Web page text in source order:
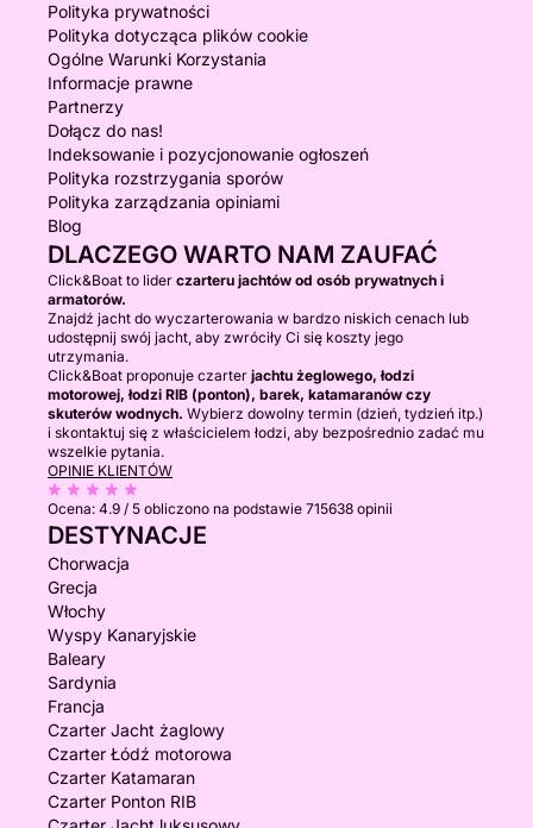
Polityka prywatności
Polityka dotycząca plików cookie
Ogólne Warunki Korzystania
Informacje prawne
Partnerzy
Dołącz do nas!
Indeksowanie i pozycjonowanie ogłoszeń
Polityka rozstrzygania sporów
Polityka zarządzania opiniami
Blog
DLACZEGO WARTO NAM ZAUFAĆ
Click&Boat to lider czarteru jachtów od osób prywatnych i
armatorów.
Znajdź jacht do wyczarterowania w bardzo niskich cenach lub
udostępnij swój jacht, aby zwróciły Ci się koszty jego
utrzymania.
Click&Boat proponuje czarter jachtu żeglowego, łodzi
motorowej, łodzi RIB (ponton), barek, katamaranów czy
skuterów wodnych. Wybierz dowolny termin (dzień, tydzień itp.)
i skontaktuj się z właścicielem łodzi, aby bezpośrednio zadać mu
wszelkie pytania.
OPINIE KLIENTÓW
Ocena: 4.9 / 5 obliczono na podstawie 715638 opinii
DESTYNACJE
Chorwacja
Grecja
Włochy
Wyspy Kanaryjskie
Baleary
Sardynia
Francja
Czarter Jacht żaglowy
Czarter Łódź motorowa
Czarter Katamaran
Czarter Ponton RIB